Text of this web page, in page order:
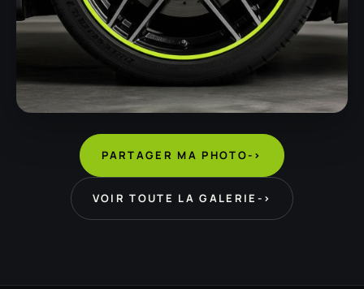
PARTAGER MA PHOTO->
VOIR TOUTE LA GALERIE ->